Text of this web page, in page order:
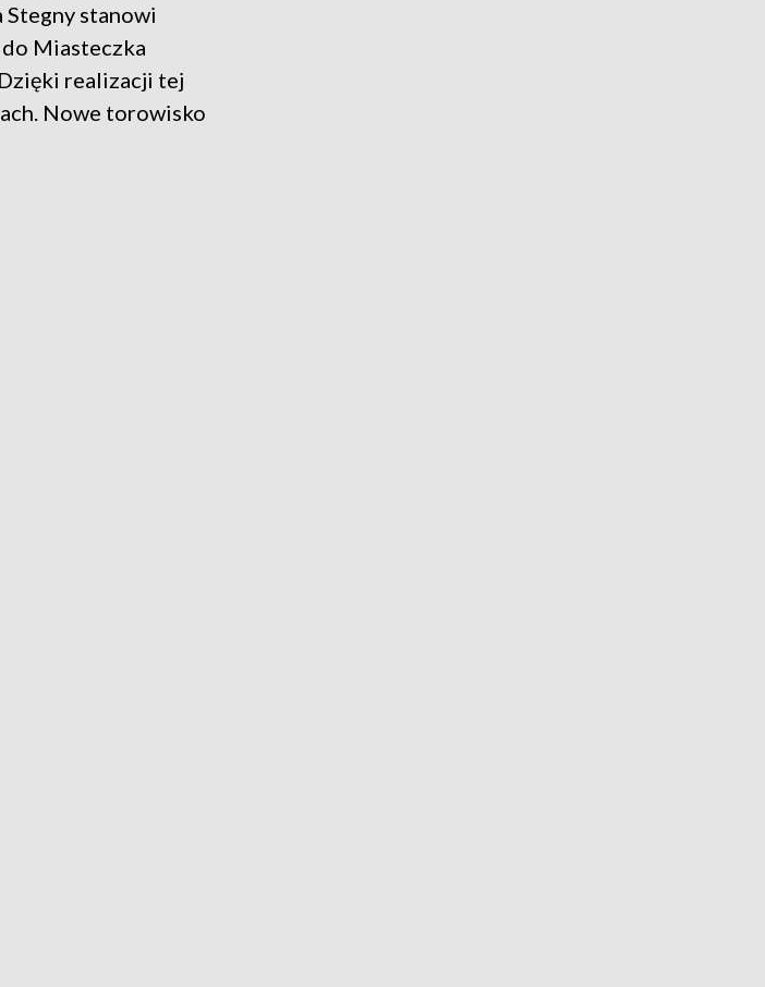
Stegny stanowi
Miasteczka
realizacji tej
Nowe torowisko